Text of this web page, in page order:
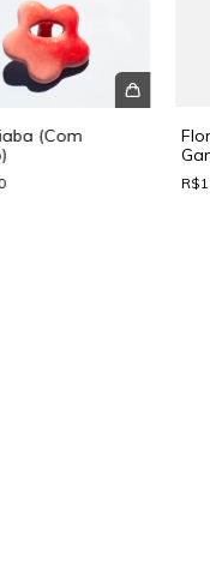
(Com